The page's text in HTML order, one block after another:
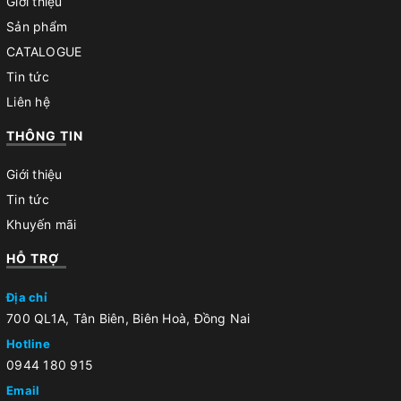
Sản phẩm
CATALOGUE
Tin tức
Liên hệ
THÔNG TIN
Giới thiệu
Tin tức
Khuyến mãi
HỖ TRỢ
Địa chỉ
700 QL1A, Tân Biên, Biên Hoà, Đồng Nai
Hotline
0944 180 915
Email